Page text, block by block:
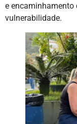
e encaminhamento
vulnerabilidade.